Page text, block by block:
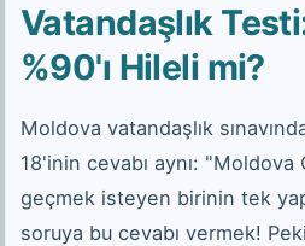
Vatandaşlık
%90'ı Hileli mi?
Moldova vatandaşlık
18'inin cevabı aynı:
geçmek isteyen birinin tek
soruya bu cevabı vermek!